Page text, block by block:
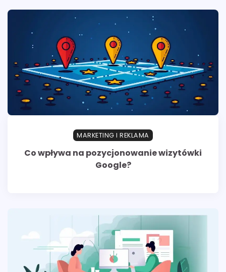
MARKETING I REKLAMA
Co wpływa na pozycjonowanie wizytówki
Google?